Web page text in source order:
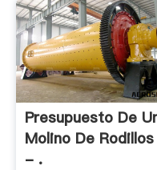
Presupuesto De
Molino De Rodillos
- .